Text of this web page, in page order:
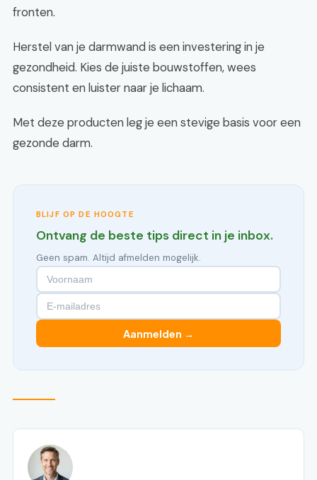
fronten.
Herstel van je darmwand is een investering in je
gezondheid. Kies de juiste bouwstoffen, wees
consistent en luister naar je lichaam.
Met deze producten leg je een stevige basis voor een
gezonde darm.
BLIJF OP DE HOOGTE
Ontvang de beste tips direct in je inbox.
Geen spam. Altijd afmelden mogelijk.
Aanmelden →